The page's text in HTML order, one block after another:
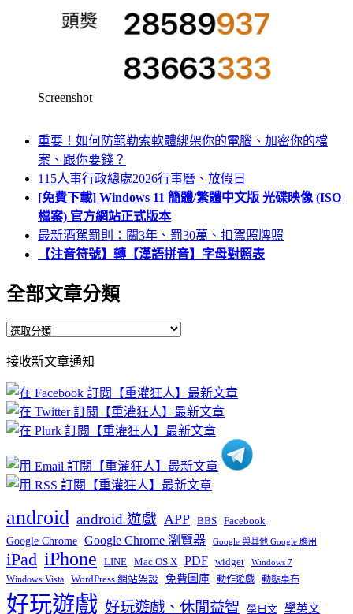
Screenshot
重要！如何防範勒索軟體綁架你的電腦、加密你的檔
案、跟你要錢？
115人事行政總處2026行事曆、放假日
[免費下載] Windows 11 簡體/繁體中文版 光碟映像 (ISO
檔案) 官方網站正式版本
最新酒駕罰則：關3年、罰30萬、扣駕照牌照
【注音符號】轉【漢語拼音】字母對照表
全部文章分類
全
文
章
分
類
接收新文章通知
android android 遊戲 APP BBS Facebook
Google Chrome Google Chrome 瀏覽器 Google 與其他 Google 應用
iPad iPhone LINE Mac OS X PDF widget Windows 7
Windows Vista WordPress 網站架設 免費圖庫 動作遊戲 動態桌布
好玩遊戲 好玩遊戲、休閒益智 學日文 學英文